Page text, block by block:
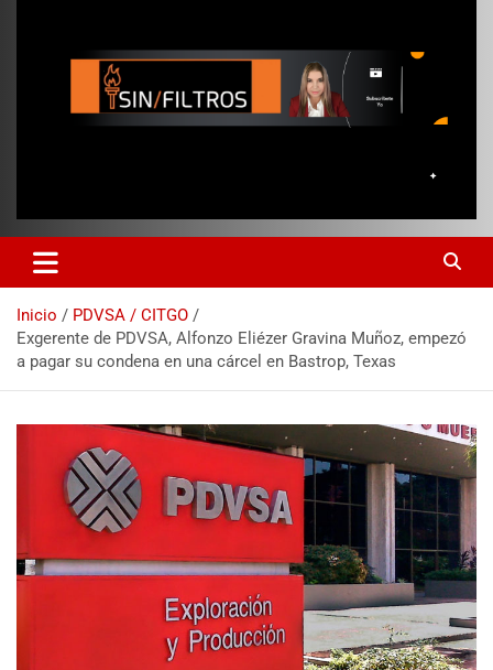
Inicio
PDVSA / CITGO
Exgerente de PDVSA, Alfonzo Eliézer Gravina Muñoz, empezó
a pagar su condena en una cárcel en Bastrop, Texas